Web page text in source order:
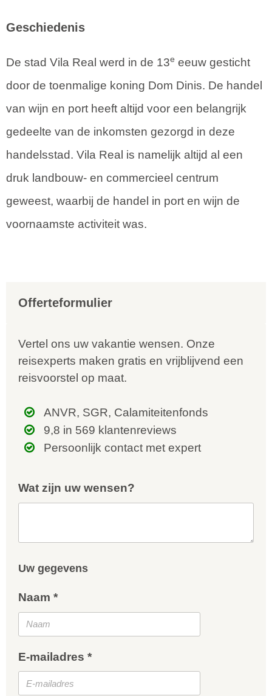
Geschiedenis
De stad Vila Real werd in de 13e eeuw gesticht
door de toenmalige koning Dom Dinis. De handel
van wijn en port heeft altijd voor een belangrijk
gedeelte van de inkomsten gezorgd in deze
handelsstad. Vila Real is namelijk altijd al een
druk landbouw- en commercieel centrum
geweest, waarbij de handel in port en wijn de
voornaamste activiteit was.
Offerteformulier
Vertel ons uw vakantie wensen. Onze
reisexperts maken gratis en vrijblijvend een
reisvoorstel op maat.
ANVR, SGR, Calamiteitenfonds
9,8 in 569 klantenreviews
Persoonlijk contact met expert
Wat zijn uw wensen?
Uw gegevens
Naam *
E-mailadres *